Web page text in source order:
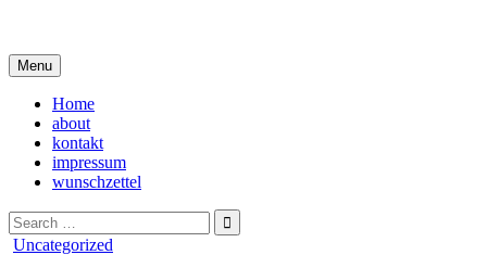
content
Menu
Home
about
kontakt
impressum
wunschzettel
Search
for:
Posted
Uncategorized